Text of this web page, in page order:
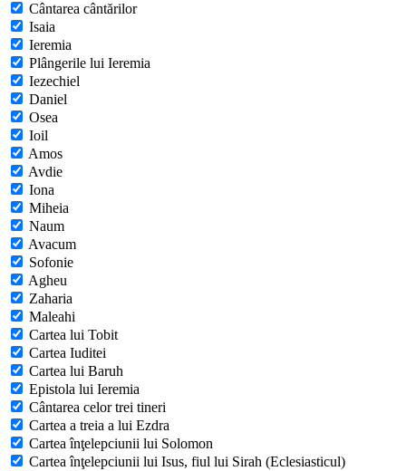
Cântarea cântărilor
Isaia
Ieremia
Plângerile lui Ieremia
Iezechiel
Daniel
Osea
Ioil
Amos
Avdie
Iona
Miheia
Naum
Avacum
Sofonie
Agheu
Zaharia
Maleahi
Cartea lui Tobit
Cartea Iuditei
Cartea lui Baruh
Epistola lui Ieremia
Cântarea celor trei tineri
Cartea a treia a lui Ezdra
Cartea înţelepciunii lui Solomon
Cartea înţelepciunii lui Isus, fiul lui Sirah (Eclesiasticul)